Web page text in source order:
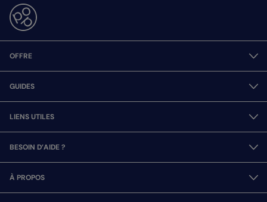
OFFRE
GUIDES
LIENS UTILES
BESOIN D’AIDE ?
À PROPOS